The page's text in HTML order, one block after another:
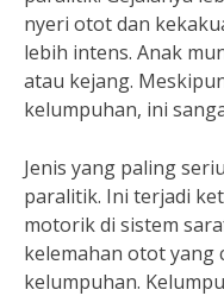
nyeri otot dan
lebih intens. Anak
atau kejang.
kelumpuhan, ini
Jenis yang paling
paralitik. Ini terjadi
motorik di sistem
kelemahan otot yang
kelumpuhan.